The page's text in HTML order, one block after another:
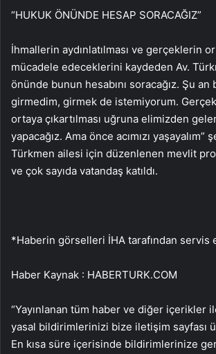
“HUKUK ÖNÜNDE HESAP SORACAĞIZ”
İhmallerin aydınlatılması ve gerçeklerin
mücadele edeceklerini kaydeden Av.
önünde bunun hesabını soracağız. Şu
girmedim, girmek de istemiyorum.
ortaya çıkartılması uğruna elimizden
yapacağız. Ama önce acımızı
Türkmen ailesi için düzenlenen mevlit
ve çok sayıda vatandaş katıldı.
*Haberin görselleri İHA tarafından servis
Haber Kaynak : HABERTURK.COM
“Yayınlanan tüm haber ve diğer içerikler
yasal bildirimlerinizi bize iletişim sayfası
En kısa süre içerisinde bildirimlerinize